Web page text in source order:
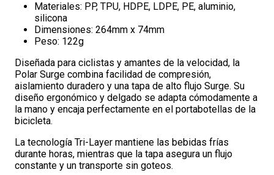
Materiales: PP, TPU, HDPE, LDPE, PE, aluminio,
silicona
Dimensiones: 264mm x 74mm
Peso: 122g
Diseñada para ciclistas y amantes de la velocidad, la
Polar Surge combina facilidad de compresión,
aislamiento duradero y una tapa de alto flujo Surge. Su
diseño ergonómico y delgado se adapta cómodamente a
la mano y encaja perfectamente en el portabotellas de la
bicicleta.
La tecnología Tri-Layer mantiene las bebidas frías
durante horas, mientras que la tapa asegura un flujo
constante y un transporte sin goteos.